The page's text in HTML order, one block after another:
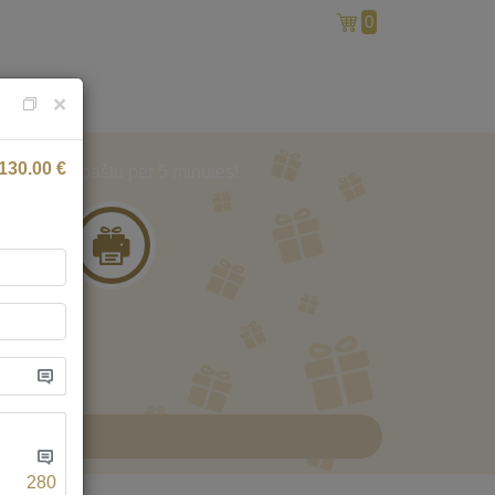
0
3 Ir gauk paštu per 5 minutes!
×
130.00 €
280